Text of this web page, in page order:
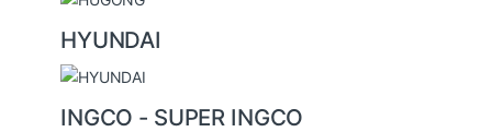
HYUNDAI
INGCO - SUPER INGCO